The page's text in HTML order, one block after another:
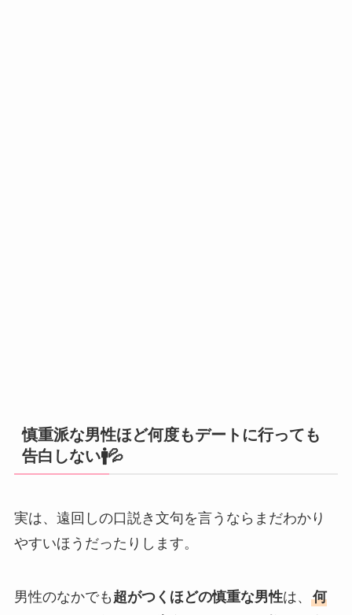
慎重派な男性ほど何度もデートに行っても
告白しない🚹💦
実は、遠回しの口説き文句を言うならまだわかり
やすいほうだったりします。
男性のなかでも 超がつくほどの慎重な男性は、 何